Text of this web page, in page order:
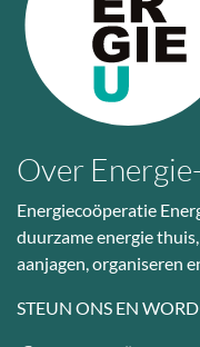
Over
Energiecoöperatie
duurzame energie
aanjagen, organiseren
STEUN ONS EN